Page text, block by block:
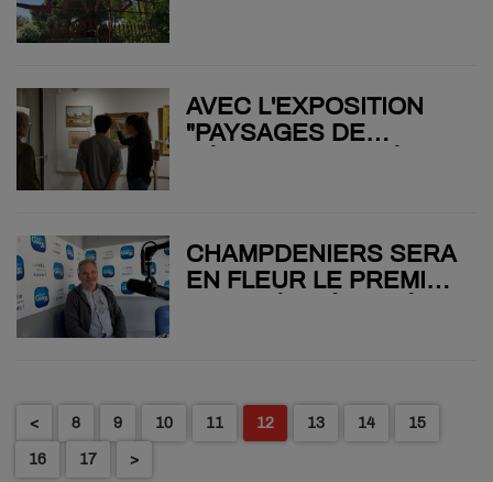
PIEDS !
AVEC L'EXPOSITION
"PAYSAGES DE
PROJET DE PARC
NATUREL RÉGIONAL
CHAMPDENIERS SERA
EN FLEUR LE PREMIER
< 8 9 10 11 12 13 14 15
16 17 >